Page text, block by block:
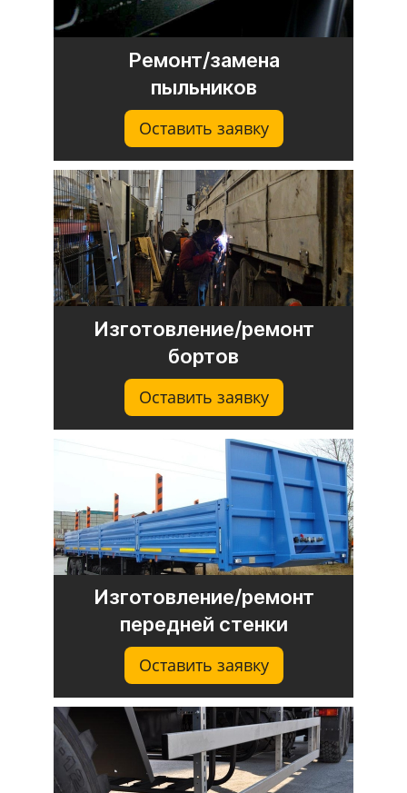
Ремонт/замена
пыльников
Оставить заявку
Изготовление/ремонт
бортов
Оставить заявку
Изготовление/ремонт
передней стенки
Оставить заявку